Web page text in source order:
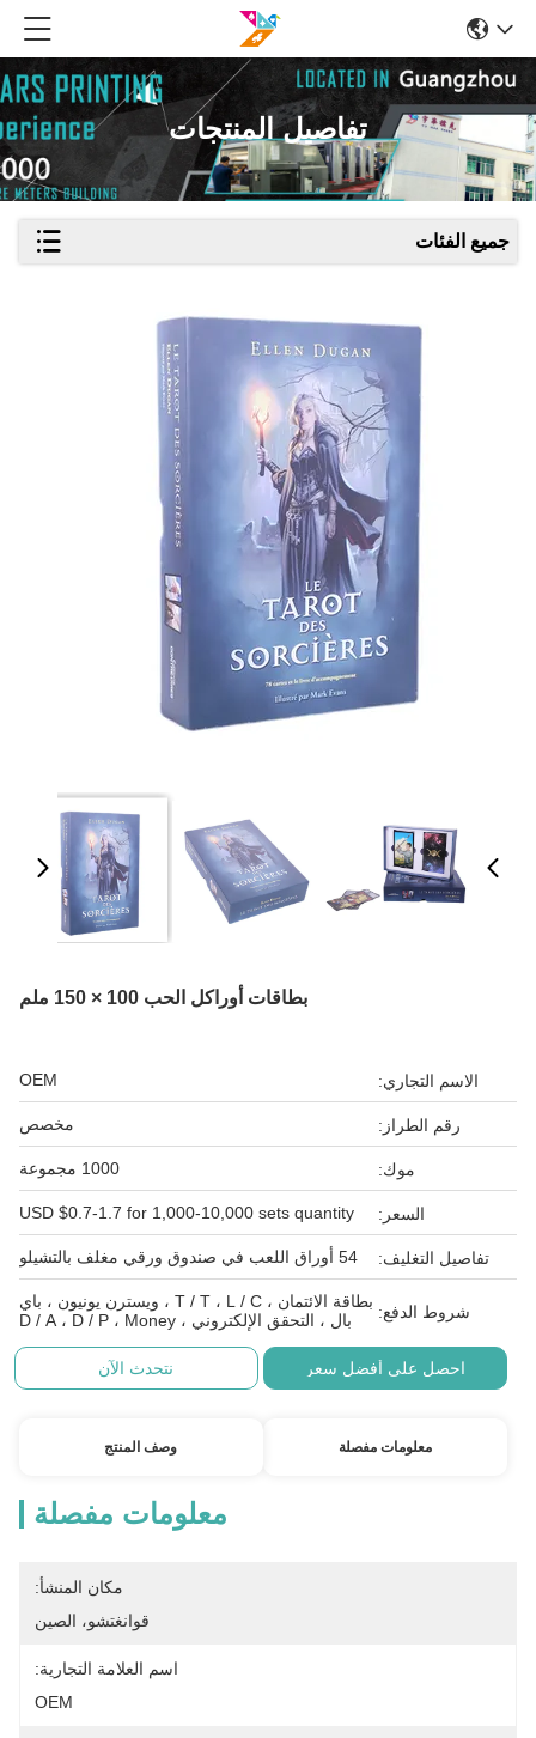
تفاصيل المنتجات
جميع الفئات
بطاقات أوراكل الحب 100 × 150 ملم
الاسم التجاري: OEM
رقم الطراز: مخصص
موك: 1000 مجموعة
السعر: USD $0.7-1.7 for 1,000-10,000 sets quantity
تفاصيل التغليف: 54 أوراق اللعب في صندوق ورقي مغلف بالتشيلو
شروط الدفع:
بطاقة الائتمان ، T / T ، L / C ، ويسترن يونيون ، باي
بال ، التحقق الإلكتروني ، D / A ، D / P ، Money
احصل على أفضل سعر نتحدث الآن
معلومات مفصلة وصف المنتج
معلومات مفصلة
مكان المنشأ:
قوانغتشو، الصين
اسم العلامة التجارية:
OEM